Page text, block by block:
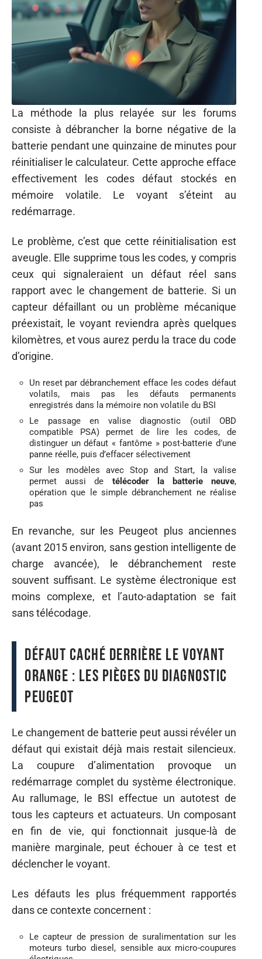
La méthode la plus relayée sur les forums
consiste à débrancher la borne négative de la
batterie pendant une quinzaine de minutes pour
réinitialiser le calculateur. Cette approche efface
effectivement les codes défaut stockés en
mémoire volatile. Le voyant s’éteint au
redémarrage.
Le problème, c’est que cette réinitialisation est
aveugle. Elle supprime tous les codes, y compris
ceux qui signaleraient un défaut réel sans
rapport avec le changement de batterie. Si un
capteur défaillant ou un problème mécanique
préexistait, le voyant reviendra après quelques
kilomètres, et vous aurez perdu la trace du code
d’origine.
Un reset par débranchement efface les codes défaut
volatils, mais pas les défauts permanents
enregistrés dans la mémoire non volatile du BSI
Le passage en valise diagnostic (outil OBD
compatible PSA) permet de lire les codes, de
distinguer un défaut « fantôme » post-batterie d’une
panne réelle, puis d’effacer sélectivement
Sur les modèles avec Stop and Start, la valise
permet aussi de télécoder la batterie neuve,
opération que le simple débranchement ne réalise
pas
En revanche, sur les Peugeot plus anciennes
(avant 2015 environ, sans gestion intelligente de
charge avancée), le débranchement reste
souvent suffisant. Le système électronique est
moins complexe, et l’auto-adaptation se fait
sans télécodage.
Défaut caché derrière le voyant
orange : les pièges du diagnostic
Peugeot
Le changement de batterie peut aussi révéler un
défaut qui existait déjà mais restait silencieux.
La coupure d’alimentation provoque un
redémarrage complet du système électronique.
Au rallumage, le BSI effectue un autotest de
tous les capteurs et actuateurs. Un composant
en fin de vie, qui fonctionnait jusque-là de
manière marginale, peut échouer à ce test et
déclencher le voyant.
Les défauts les plus fréquemment rapportés
dans ce contexte concernent :
Le capteur de pression de suralimentation sur les
moteurs turbo diesel, sensible aux micro-coupures